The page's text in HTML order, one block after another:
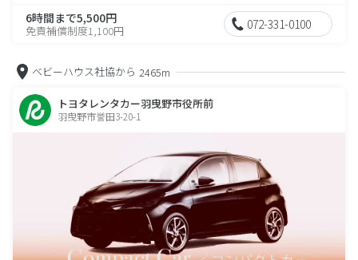
6時間まで5,500円
免責補償制度1,100円 072-331-0100
ベビーハウス社協から 2465m
トヨタレンタカー羽曳野市役所前
羽曳野市誉田3-20-1